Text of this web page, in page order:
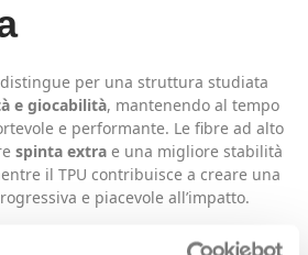
per una struttura studiata
e giocabilità, mantenendo al tempo
e performante. Le fibre ad alto
spinta extra e una migliore stabilità
il TPU contribuisce a creare una
e piacevole all’impatto.
potenza facile , buon